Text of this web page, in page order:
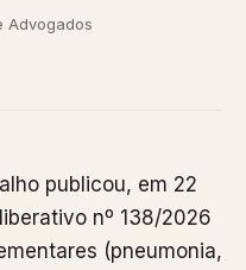
Advogados
publicou, em 22
nº 138/2026
(pneumonia,